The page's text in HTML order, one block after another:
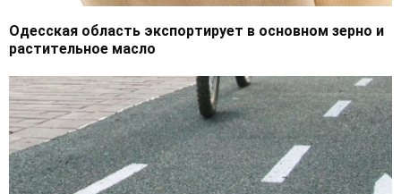
Одесская область экспортирует в основном зерно и
растительное масло